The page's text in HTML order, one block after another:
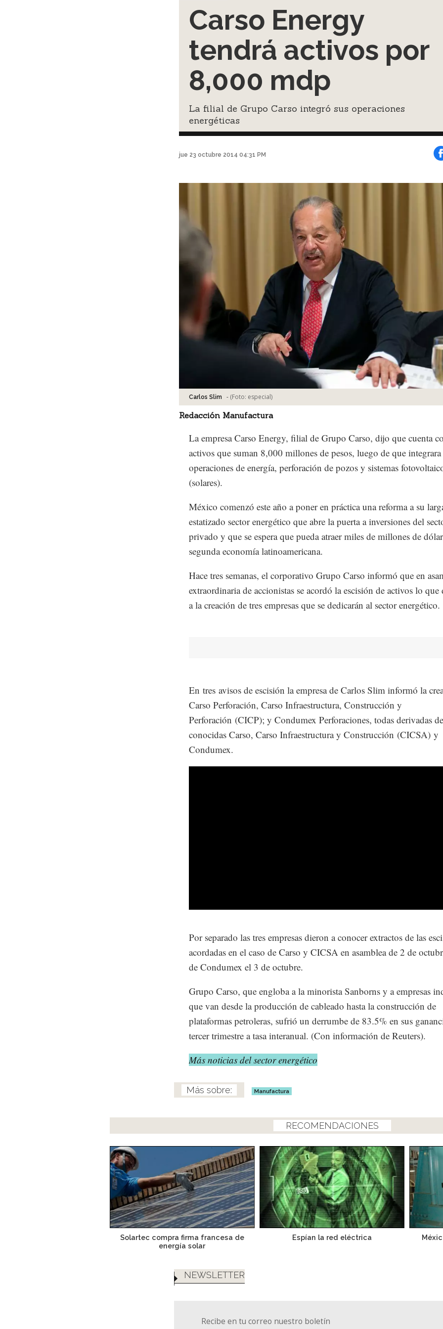
Carso Energy
tendrá activos por
8,000 mdp
La filial de Grupo Carso integró sus operaciones
energéticas
jue 23 octubre 2014 04:31 PM
Carlos Slim - (Foto: especial)
Redacción Manufactura
La empresa Carso Energy, filial de Grupo Carso, dijo que cuenta
activos que suman 8,000 millones de pesos, luego de que integrara
operaciones de energía, perforación de pozos y sistemas
(solares).
México comenzó este año a poner en práctica una reforma a su
estatizado sector energético que abre la puerta a inversiones del
privado y que se espera que pueda atraer miles de millones de
segunda economía latinoamericana.
Hace tres semanas, el corporativo Grupo Carso informó que en
extraordinaria de accionistas se acordó la escisión de activos lo que
a la creación de tres empresas que se dedicarán al sector energético.
En tres avisos de escisión la empresa de Carlos Slim informó la
Carso Perforación, Carso Infraestructura, Construcción y
Perforación (CICP); y Condumex Perforaciones, todas derivadas
conocidas Carso, Carso Infraestructura y Construcción (CICSA) y
Condumex.
Por separado las tres empresas dieron a conocer extractos de las
acordadas en el caso de Carso y CICSA en asamblea de 2 de
de Condumex el 3 de octubre.
Grupo Carso, que engloba a la minorista Sanborns y a empresas
que van desde la producción de cableado hasta la construcción de
plataformas petroleras, sufrió un derrumbe de 83.5% en sus
tercer trimestre a tasa interanual. (Con información de Reuters).
Más noticias del sector energético
Manufactura
RECOMENDACIONES
Solartec compra firma francesa de
energía solar
Espían la red eléctrica
NEWSLETTER
Recibe en tu correo nuestro boletín